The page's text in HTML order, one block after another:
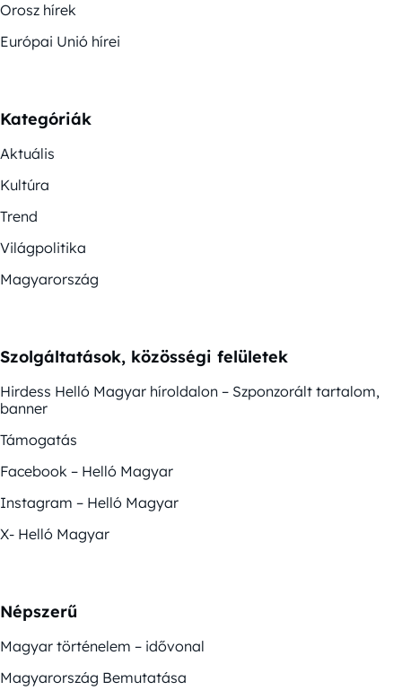
Orosz hírek
Európai Unió hírei
Kategóriák
Aktuális
Kultúra
Trend
Világpolitika
Magyarország
Szolgáltatások, közösségi felületek
Hirdess Helló Magyar híroldalon – Szponzorált tartalom,
banner
Támogatás
Facebook – Helló Magyar
Instagram – Helló Magyar
X- Helló Magyar
Népszerű
Magyar történelem – idővonal
Magyarország Bemutatása